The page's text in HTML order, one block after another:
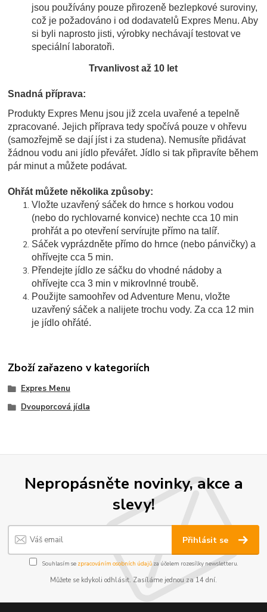
jsou používány pouze přirozeně bezlepkové suroviny,
což je požadováno i od dodavatelů Expres Menu. Aby
si byli naprosto jisti, výrobky nechávají testovat ve
speciální laboratoři.
Trvanlivost až 10 let
Snadná příprava:
Produkty Expres Menu jsou již zcela uvařené a tepelně
zpracované. Jejich příprava tedy spočívá pouze v ohřevu
(samozřejmě se dají jíst i za studena). Nemusíte přidávat
žádnou vodu ani jídlo převářet. Jídlo si tak připravíte během
pár minut a můžete podávat.
Ohřát můžete několika způsoby:
Vložte uzavřený sáček do hrnce s horkou vodou
(nebo do rychlovarné konvice) nechte cca 10 min
prohřát a po otevření servírujte přímo na talíř.
Sáček vyprázdněte přímo do hrnce (nebo pánvičky) a
ohřívejte cca 5 min.
Přendejte jídlo ze sáčku do vhodné nádoby a
ohřívejte cca 3 min v mikrovlnné troubě.
Použijte samoohřev od Adventure Menu, vložte
uzavřený sáček a nalijete trochu vody. Za cca 12 min
je jídlo ohřáté.
Zboží zařazeno v kategoriích
Expres Menu
Dvouporcová jídla
Nepropásněte novinky, akce a
slevy!
Přihlásit se
Souhlasím se zpracováním osobních údajůza účelem rozesílky newsletteru.
Můžete se kdykoli odhlásit. Zasíláme jednou za 14 dní.